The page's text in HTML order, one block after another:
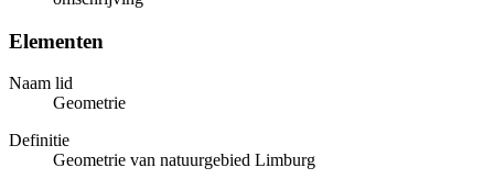
Elementen
Naam lid
Geometrie
Definitie
Geometrie van natuurgebied Limburg